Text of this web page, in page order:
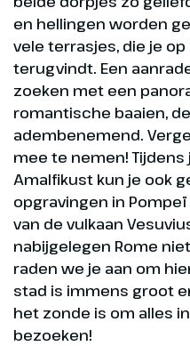
en hellingen worden
vele terrasjes, die je
terugvindt. Een
zoeken met een
romantische baaien,
adembenemend.
mee te nemen! Tijdens
Amalfikust kun je ook
opgravingen in
van de vulkaan
nabijgelegen Rome
raden we je aan om
stad is immens groot
het zonde is om alles
bezoeken!